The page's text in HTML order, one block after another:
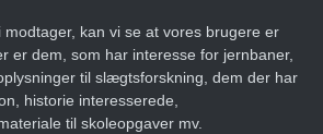
modtager, kan vi se at vores brugere er
er dem, som har interesse for jernbaner,
til slægtsforskning, dem der har
historie interesserede,
til skoleopgaver mv.